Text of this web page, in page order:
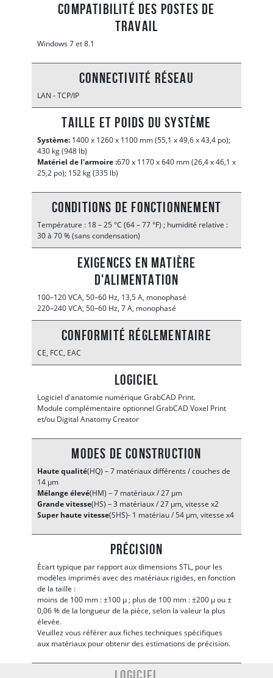
Compatibilité des postes de
travail
Windows 7 et 8.1
Connectivité réseau
LAN - TCP/IP
Taille et poids du système
Système: 1400 x 1260 x 1100 mm (55,1 x 49,6 x 43,4 po);
430 kg (948 lb)
Matériel de l'armoire :670 x 1170 x 640 mm (26,4 x 46,1 x
25,2 po); 152 kg (335 lb)
Conditions de fonctionnement
Température : 18 – 25 °C (64 – 77 °F) ; humidité relative :
30 à 70 % (sans condensation)
Exigences en matière
d'alimentation
100–120 VCA, 50–60 Hz, 13,5 A, monophasé
220–240 VCA, 50–60 Hz, 7 A, monophasé
Conformité réglementaire
CE, FCC, EAC
Logiciel
Logiciel d'anatomie numérique GrabCAD Print.
Module complémentaire optionnel GrabCAD Voxel Print
et/ou Digital Anatomy Creator
Modes de construction
Haute qualité(HQ) – 7 matériaux différents / couches de
14 μm
Mélange élevé(HM) – 7 matériaux / 27 μm
Grande vitesse(HS) – 3 matériaux / 27 μm, vitesse x2
Super haute vitesse(SHS)- 1 matériau / 54 μm, vitesse x4
Précision
Écart typique par rapport aux dimensions STL, pour les
modèles imprimés avec des matériaux rigides, en fonction
de la taille :
moins de 100 mm : ±100 μ ; plus de 100 mm : ±200 μ ou ±
0,06 % de la longueur de la pièce, selon la valeur la plus
élevée.
Veuillez vous référer aux fiches techniques spécifiques
aux matériaux pour obtenir des estimations de précision.